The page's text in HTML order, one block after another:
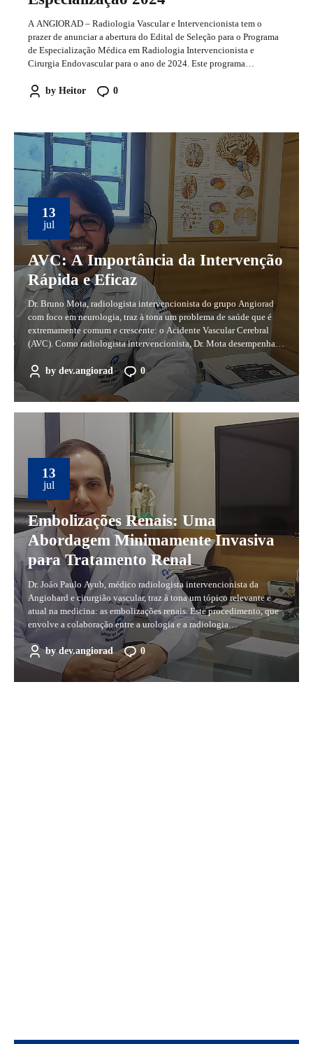
A ANGIORAD – Radiologia Vascular e Intervencionista tem o
prazer de anunciar a abertura do Edital de Seleção para o Programa
de Especialização Médica em Radiologia Intervencionista e
Cirurgia Endovascular para o ano de 2024. Este programa
aprimorar suas habilidades na área. Datas: Período de Inscrição: 12...
by Heitor 0
13
jul
AVC: A Importância da Intervenção
Rápida e Eficaz
Dr. Bruno Mota, radiologista intervencionista do grupo Angiorad
com foco em neurologia, traz à tona um problema de saúde que é
extremamente comum e crescente: o Acidente Vascular Cerebral
(AVC). Como radiologista intervencionista, Dr. Mota desempenha
um papel crucial no tratamento emergencial de pacientes que
sofrem um AVC. O AVC ocorre quando um coágulo de...
by dev.angiorad 0
13
jul
Embolizações Renais: Uma
Abordagem Minimamente Invasiva
para Tratamento Renal
Dr. João Paulo Ayub, médico radiologista intervencionista da
Angiohard e cirurgião vascular, traz à tona um tópico relevante e
atual na medicina: as embolizações renais. Este procedimento, que
envolve a colaboração entre a urologia e a radiologia
intervencionista, tem uma variedade de aplicações importantes. As
embolizações renais são frequentemente utilizadas para tratar
complicações que podem...
by dev.angiorad 0